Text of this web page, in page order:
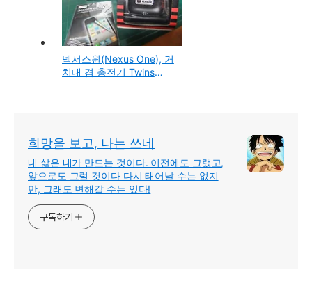
넥서스원(Nexus One), 거
치대 겸 충전기 Twins
희망을 보고, 나는 쓰네
내 삶은 내가 만드는 것이다. 이전에도 그랬고,
앞으로도 그럴 것이다 다시 태어날 수는 없지
만, 그래도 변해갈 수는 있다!
구독하기